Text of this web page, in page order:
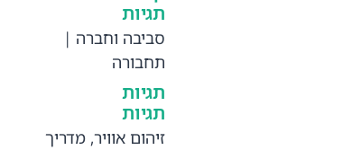
תגיות
סביבה וחברה |
תחבורה
תגיות
תגיות
זיהום אוויר,מדריך